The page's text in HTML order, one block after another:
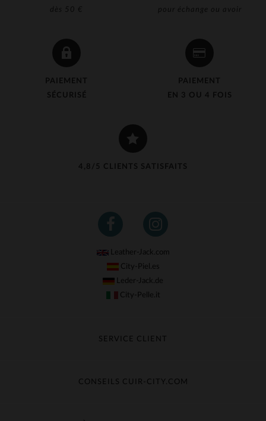
dès 50 €
pour échange ou avoir
PAIEMENT
SÉCURISÉ
PAIEMENT
EN 3 OU 4 FOIS
4,8/5 CLIENTS SATISFAITS
Leather-Jack.com
City-Piel.es
Leder-Jack.de
City-Pelle.it
SERVICE CLIENT
Échange & Remboursement
CONSEILS CUIR-CITY.COM